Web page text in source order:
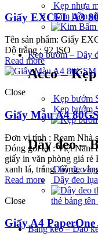
Kẹp nhựa
Kim bấm
Kẹp bướm – Dây
Acco –
Kẹp bướm
Kẹp bướm
Dây đeo –
Dây đeo
Dây đeo
thẻ bảng
Băng keo – Dao
Giấy EXCEL A3
Tên sản phẩm: Giấy
Độ trắng : 92 ISO
Read more
Close
Giấy Màu A4
Đơn vị tính : Ream Nhà
Đóng gói tại : Việt Nam
giấy in văn phòng giá
xanh lá, trắng, hồng,
Read more
Close
Giấy A4 PaperOne